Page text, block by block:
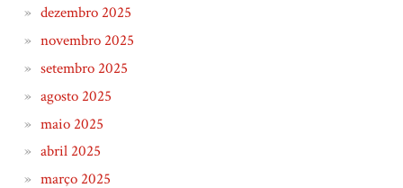
dezembro 2025
novembro 2025
setembro 2025
agosto 2025
maio 2025
abril 2025
março 2025